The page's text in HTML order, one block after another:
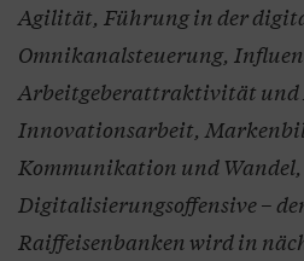
Agilität, Führung in der
Omnikanalsteuerung,
Arbeitgeberattraktivität und
Innovationsarbeit,
Kommunikation und Wandel,
Digitalisierungsoffensive –
Raiffeisenbanken wird in